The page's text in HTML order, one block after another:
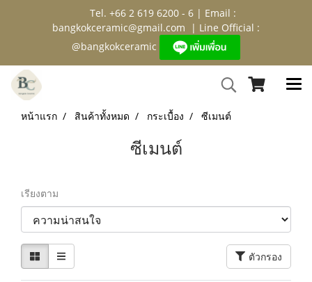
Tel. +66 2 619 6200 - 6 | Email :
bangkokceramic@gmail.com | Line Official :
@bangkokceramic
หน้าแรก สินค้าทั้งหมด กระเบื้อง ซีเมนต์
ซีเมนต์
เรียงตาม
ตัวกรอง